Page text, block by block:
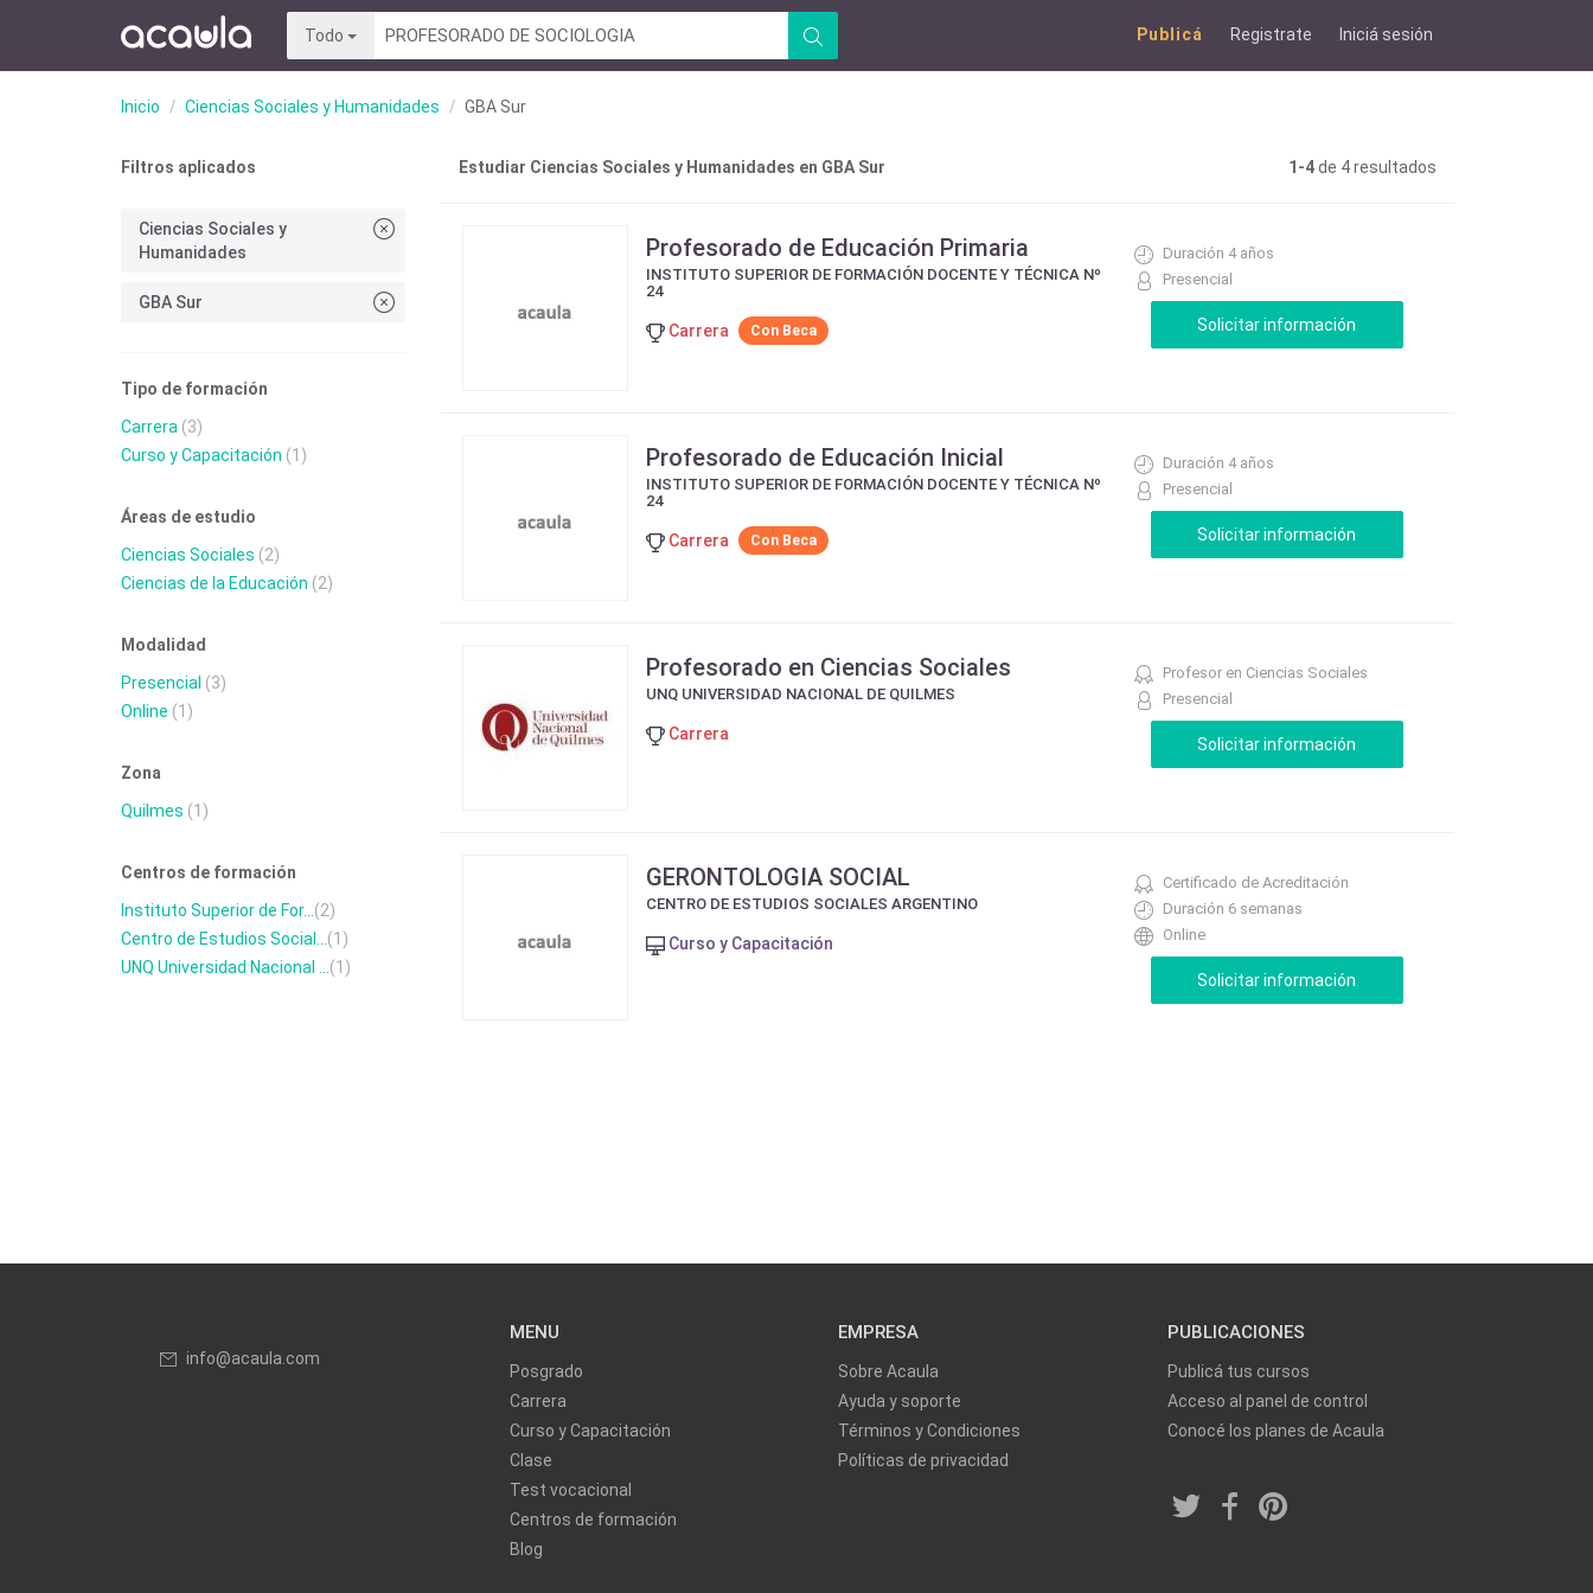
Todo Publicá Registrate Iniciá sesión
Inicio Ciencias Sociales y Humanidades GBA Sur
Filtros aplicados
Ciencias Sociales y
Humanidades
GBA Sur
Tipo de formación
Carrera (3)
Curso y Capacitación (1)
Áreas de estudio
Ciencias Sociales (2)
Ciencias de la Educación (2)
Modalidad
Presencial (3)
Online (1)
Zona
Quilmes (1)
Centros de formación
Instituto Superior de For... (2)
Centro de Estudios Social... (1)
UNQ Universidad Nacional ... (1)
Estudiar Ciencias Sociales y Humanidades en GBA Sur 1-4de 4 resultados
Profesorado de Educación Primaria
INSTITUTO SUPERIOR DE FORMACIÓN DOCENTE Y TÉCNICA Nº
24
Carrera Con Beca
Duración 4 años
Presencial
Profesorado de Educación Inicial
INSTITUTO SUPERIOR DE FORMACIÓN DOCENTE Y TÉCNICA Nº
24
Carrera Con Beca
Duración 4 años
Presencial
Profesorado en Ciencias Sociales
UNQ UNIVERSIDAD NACIONAL DE QUILMES
Carrera
Profesor en Ciencias Sociales
Presencial
GERONTOLOGIA SOCIAL
CENTRO DE ESTUDIOS SOCIALES ARGENTINO
Curso y Capacitación
Certificado de Acreditación
Duración 6 semanas
Online
info@acaula.com
MENU
Posgrado
Carrera
Curso y Capacitación
Clase
Test vocacional
Centros de formación
Blog
EMPRESA
Sobre Acaula
Ayuda y soporte
Términos y Condiciones
Políticas de privacidad
PUBLICACIONES
Publicá tus cursos
Acceso al panel de control
Conocé los planes de Acaula